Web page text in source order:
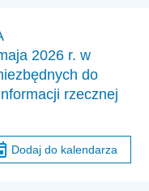
2026 r. w
do
rzecznej
Dodaj do kalendarza